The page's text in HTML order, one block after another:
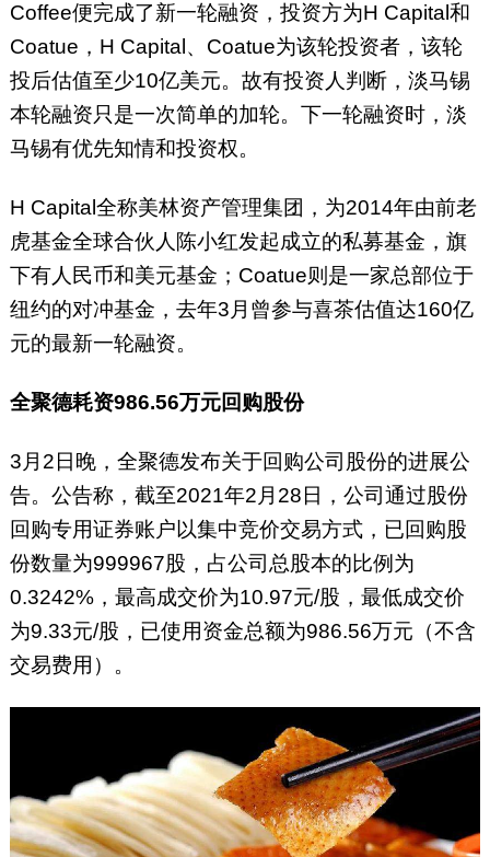
Coffee便完成了新一轮融资，投资方为H Capital和
Coatue，H Capital、Coatue为该轮投资者，该轮
投后估值至少10亿美元。故有投资人判断，淡马锡
本轮融资只是一次简单的加轮。下一轮融资时，淡
马锡有优先知情和投资权。
H Capital全称美林资产管理集团，为2014年由前老
虎基金全球合伙人陈小红发起成立的私募基金，旗
下有人民币和美元基金；Coatue则是一家总部位于
纽约的对冲基金，去年3月曾参与喜茶估值达160亿
元的最新一轮融资。
全聚德耗资986.56万元回购股份
3月2日晚，全聚德发布关于回购公司股份的进展公
告。公告称，截至2021年2月28日，公司通过股份
回购专用证券账户以集中竞价交易方式，已回购股
份数量为999967股，占公司总股本的比例为
0.3242%，最高成交价为10.97元/股，最低成交价
为9.33元/股，已使用资金总额为986.56万元（不含
交易费用）。